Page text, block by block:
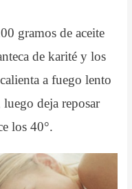
gramos de aceite
de karité y los
a fuego lento
luego deja reposar
los 40°.